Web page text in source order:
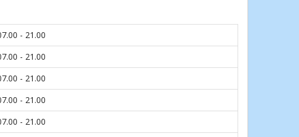
- 21.00
- 21.00
- 21.00
- 21.00
- 21.00